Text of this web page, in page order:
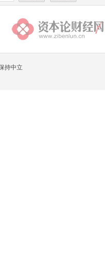
持中立